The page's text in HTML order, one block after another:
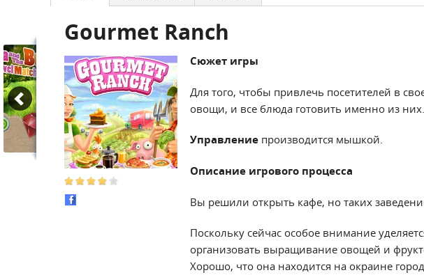
Gourmet Ranch
Сюжет игры
Для того, чтобы привлечь посетителей в
овощи, и все блюда готовить именно из них.
Управление производится мышкой.
Описание игрового процесса
Вы решили открыть кафе, но таких
Поскольку сейчас особое внимание
организовать выращивание овощей и
Хорошо, что она находится на окраине